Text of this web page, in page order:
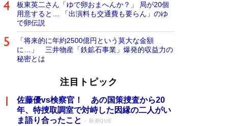
板東英二さん「ゆで卵おまへんか？」 局が20個
用意すると… 「出演料も交通費も要らん」のゆ
で卵伝説
「将来的に年約2500億円という莫大な金額
に…」 三井物産「鉄鉱石事業」爆発的収益力の
秘密とは
注目トピック
佐藤優vs検察官！ あの国策捜査から20
年、特捜取調室で対峙した因縁の二人がい
ま語り合ったこと
新潮QUE